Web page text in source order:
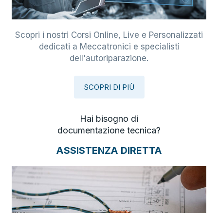
Scopri i nostri Corsi Online, Live e Personalizzati
dedicati a Meccatronici e specialisti
dell'autoriparazione.
SCOPRI DI PIÙ
Hai bisogno di
documentazione tecnica?
ASSISTENZA DIRETTA